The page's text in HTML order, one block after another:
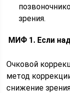
зрения.
МИФ 1. Если
Очковой
метод
снижение